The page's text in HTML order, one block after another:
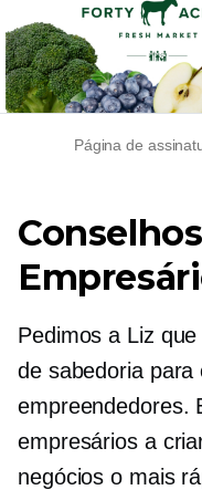
Página de
Pedimos a Liz
de sabedoria para
empreendedores.
empresários a
negócios o mais